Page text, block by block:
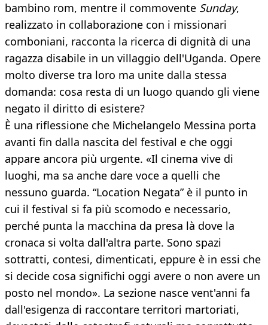
bambino rom, mentre il commovente Sunday,
realizzato in collaborazione con i missionari
comboniani, racconta la ricerca di dignità di una
ragazza disabile in un villaggio dell'Uganda. Opere
molto diverse tra loro ma unite dalla stessa
domanda: cosa resta di un luogo quando gli viene
negato il diritto di esistere?
È una riflessione che Michelangelo Messina porta
avanti fin dalla nascita del festival e che oggi
appare ancora più urgente. «Il cinema vive di
luoghi, ma sa anche dare voce a quelli che
nessuno guarda. “Location Negata” è il punto in
cui il festival si fa più scomodo e necessario,
perché punta la macchina da presa là dove la
cronaca si volta dall'altra parte. Sono spazi
sottratti, contesi, dimenticati, eppure è in essi che
si decide cosa significhi oggi avere o non avere un
posto nel mondo». La sezione nasce vent'anni fa
dall'esigenza di raccontare territori martoriati,